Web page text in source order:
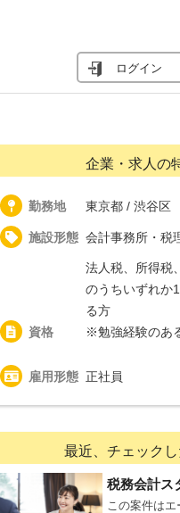
ログイン
企業・求人の
勤務地 東京都 / 渋谷区
施設形態 会計事務所・税
資格
法人税、所得税
のうちいずれか
る方
※勉強経験のあ
雇用形態 正社員
最近、チェックし
税務会計ス
この案件はエ